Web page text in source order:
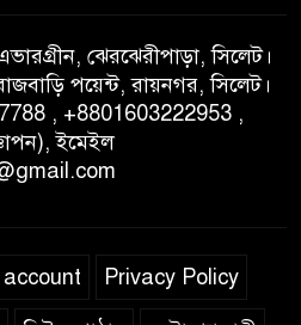
গণবিজ্ঞপ্তি নিয়ে সিলেট অনলাইন
বিশ্ব মুক্ত গণমাধ্যম দিবসে
ব্যাডমিন্টন তারকাদের
ঝেরঝেরীপাড়া, সিলেট।
পয়েন্ট, রায়নগর, সিলেট।
, +8801603222953 ,
ইমেইল
account Privacy Policy